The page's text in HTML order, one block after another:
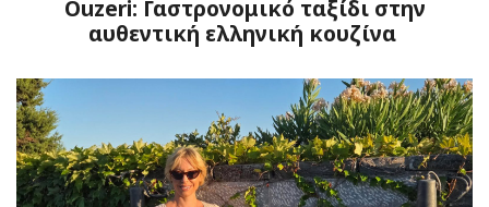
Ouzeri: Γαστρονομικό ταξίδι στην
αυθεντική ελληνική κουζίνα